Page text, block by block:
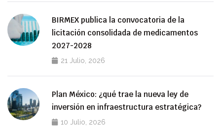
BIRMEX publica la convocatoria de la
licitación consolidada de medicamentos
2027-2028
21 Julio, 2026
Plan México: ¿qué trae la nueva ley de
inversión en infraestructura estratégica?
10 Julio, 2026